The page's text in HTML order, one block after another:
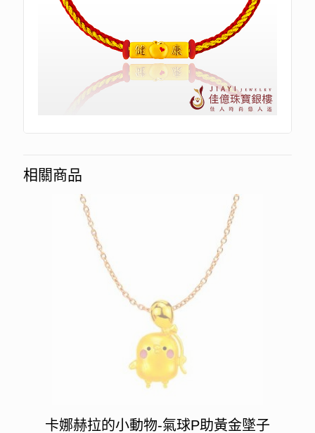
相關商品
卡娜赫拉的小動物-氣球P助黃金墜子